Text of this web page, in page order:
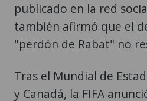
publicado en la red
también afirmó que el
"perdón de Rabat" no
Tras el Mundial de
y Canadá, la FIFA